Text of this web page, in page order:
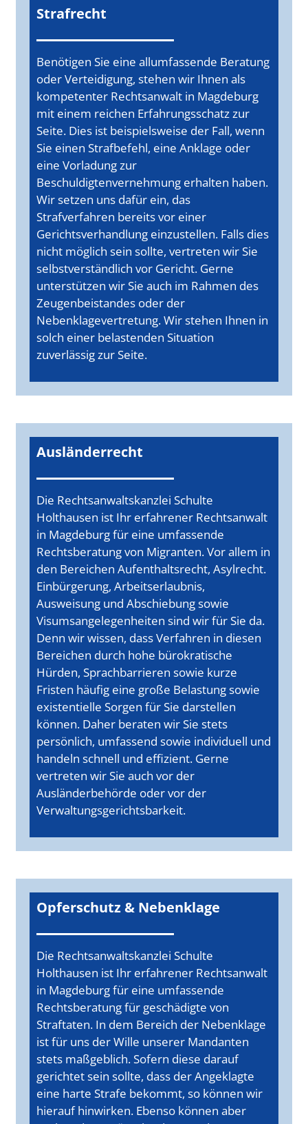
Strafrecht
Benötigen Sie eine allumfassende Beratung
oder Verteidigung, stehen wir Ihnen als
kompetenter Rechtsanwalt in Magdeburg
mit einem reichen Erfahrungsschatz zur
Seite. Dies ist beispielsweise der Fall, wenn
Sie einen Strafbefehl, eine Anklage oder
eine Vorladung zur
Beschuldigtenvernehmung erhalten haben.
Wir setzen uns dafür ein, das
Strafverfahren bereits vor einer
Gerichtsverhandlung einzustellen. Falls dies
nicht möglich sein sollte, vertreten wir Sie
selbstverständlich vor Gericht. Gerne
unterstützen wir Sie auch im Rahmen des
Zeugenbeistandes oder der
Nebenklagevertretung. Wir stehen Ihnen in
solch einer belastenden Situation
zuverlässig zur Seite.
Ausländerrecht
Die Rechtsanwaltskanzlei Schulte
Holthausen ist Ihr erfahrener Rechtsanwalt
in Magdeburg für eine umfassende
Rechtsberatung von Migranten. Vor allem in
den Bereichen Aufenthaltsrecht, Asylrecht.
Einbürgerung, Arbeitserlaubnis,
Ausweisung und Abschiebung sowie
Visumsangelegenheiten sind wir für Sie da.
Denn wir wissen, dass Verfahren in diesen
Bereichen durch hohe bürokratische
Hürden, Sprachbarrieren sowie kurze
Fristen häufig eine große Belastung sowie
existentielle Sorgen für Sie darstellen
können. Daher beraten wir Sie stets
persönlich, umfassend sowie individuell und
handeln schnell und effizient. Gerne
vertreten wir Sie auch vor der
Ausländerbehörde oder vor der
Verwaltungsgerichtsbarkeit.
Opferschutz & Nebenklage
Die Rechtsanwaltskanzlei Schulte
Holthausen ist Ihr erfahrener Rechtsanwalt
in Magdeburg für eine umfassende
Rechtsberatung für geschädigte von
Straftaten. In dem Bereich der Nebenklage
ist für uns der Wille unserer Mandanten
stets maßgeblich. Sofern diese darauf
gerichtet sein sollte, dass der Angeklagte
eine harte Strafe bekommt, so können wir
hierauf hinwirken. Ebenso können aber